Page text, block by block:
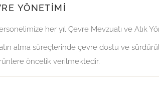
YÖNETIMI
her yıl Çevre Mevzuatı ve Atık
alma süreçlerinde çevre dostu ve
öncelik verilmektedir.